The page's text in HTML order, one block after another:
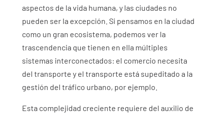
aspectos de la vida humana, y las ciudades no
pueden ser la excepción. Si pensamos en la ciudad
como un gran ecosistema, podemos ver la
trascendencia que tienen en ella múltiples
sistemas interconectados: el comercio necesita
del transporte y el transporte está supeditado a la
gestión del tráfico urbano, por ejemplo.
Esta complejidad creciente requiere del auxilio de